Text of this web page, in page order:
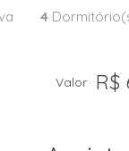
4
Valor R$